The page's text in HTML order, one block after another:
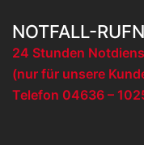
NOTFALL-
24 Stunden
(nur für unsere
Telefon 04636 –